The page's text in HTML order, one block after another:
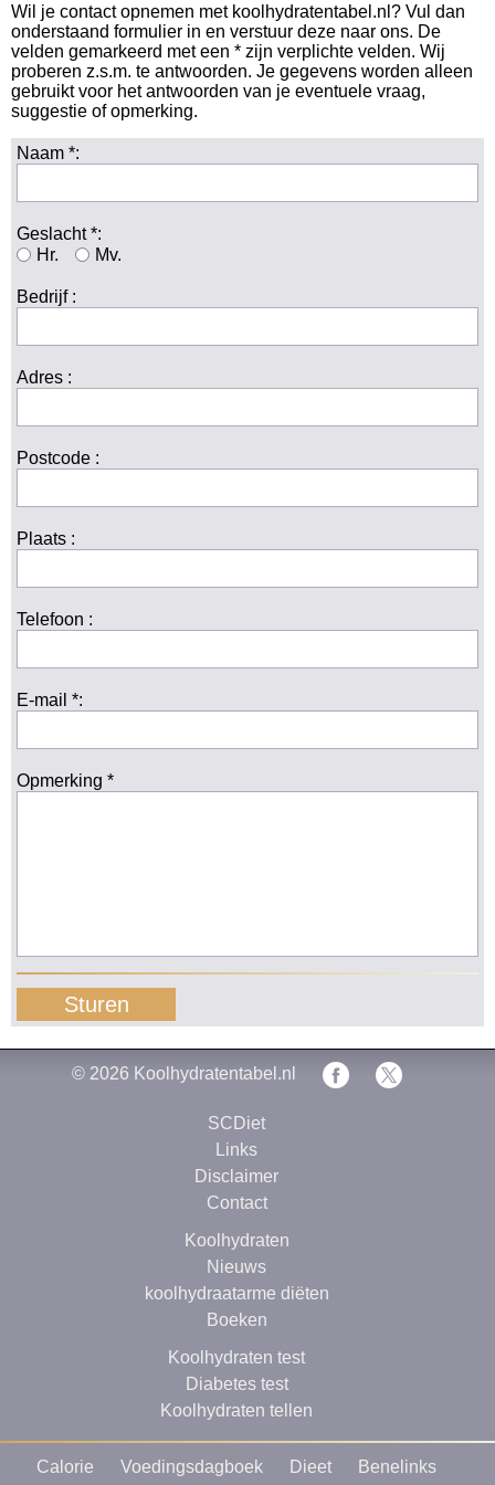
Koolhydraten tellen
Links
Wil je contact opnemen met koolhydratentabel.nl? Vul dan
onderstaand formulier in en verstuur deze naar ons. De
velden gemarkeerd met een * zijn verplichte velden. Wij
proberen z.s.m. te antwoorden. Je gegevens worden alleen
gebruikt voor het antwoorden van je eventuele vraag,
suggestie of opmerking.
Naam *:
Geslacht *:
Hr.
Mv.
Bedrijf :
Adres :
Postcode :
Plaats :
Telefoon :
E-mail *:
Opmerking *
© 2026 Koolhydratentabel.nl
SCDiet
Links
Disclaimer
Contact
Koolhydraten
Nieuws
koolhydraatarme diëten
Boeken
Koolhydraten test
Diabetes test
Koolhydraten tellen
Calorie Voedingsdagboek Dieet
Benelinks